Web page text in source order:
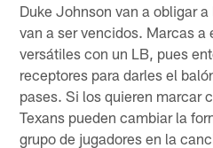
Duke Johnson van a obligar
van a ser vencidos. Marcas a
versátiles con un LB, pues
receptores para darles el
pases. Si los quieren marcar
Texans pueden cambiar la
grupo de jugadores en la